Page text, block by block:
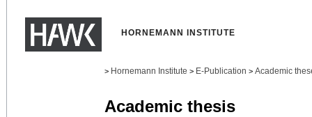
HORNEMANN INSTITUTE
> Hornemann Institute > E-Publication > Academic
Academic thesis